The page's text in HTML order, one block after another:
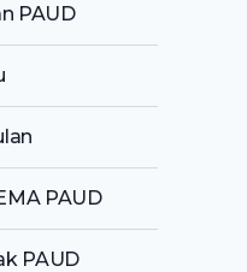
PAUD
PAUD
PAUD